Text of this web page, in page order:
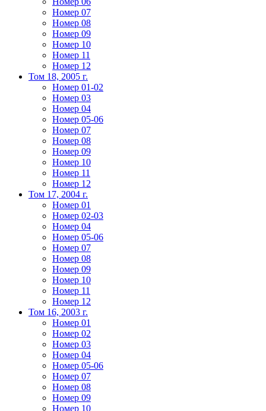
Номер 07
Номер 08
Номер 09
Номер 10
Номер 11
Номер 12
Том 18, 2005 г.
Номер 01-02
Номер 03
Номер 04
Номер 05-06
Номер 07
Номер 08
Номер 09
Номер 10
Номер 11
Номер 12
Том 17, 2004 г.
Номер 01
Номер 02-03
Номер 04
Номер 05-06
Номер 07
Номер 08
Номер 09
Номер 10
Номер 11
Номер 12
Том 16, 2003 г.
Номер 01
Номер 02
Номер 03
Номер 04
Номер 05-06
Номер 07
Номер 08
Номер 09
Номер 10